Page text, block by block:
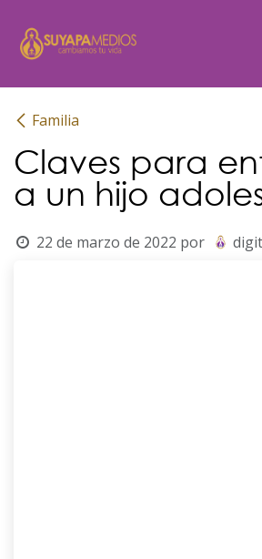
Familia
Claves para
a un hijo
22 de marzo de 2022 por